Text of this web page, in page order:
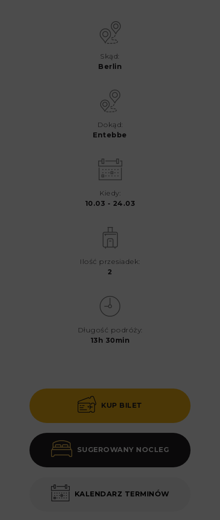
Skąd:
Berlin
Dokąd:
Entebbe
Kiedy:
10.03 - 24.03
Ilość przesiadek:
2
Długość podróży:
13h 30min
KUP BILET
SUGEROWANY NOCLEG
KALENDARZ TERMINÓW